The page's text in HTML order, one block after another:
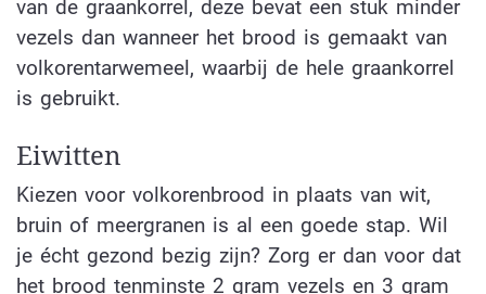
van de graankorrel, deze bevat een stuk minder
vezels dan wanneer het brood is gemaakt van
volkorentarwemeel, waarbij de hele graankorrel
is gebruikt.
Eiwitten
Kiezen voor volkorenbrood in plaats van wit,
bruin of meergranen is al een goede stap. Wil
je écht gezond bezig zijn? Zorg er dan voor dat
het brood tenminste 2 gram vezels en 3 gram